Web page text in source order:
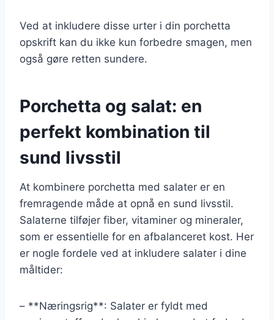
Ved at inkludere disse urter i din porchetta
opskrift kan du ikke kun forbedre smagen, men
også gøre retten sundere.
Porchetta og salat: en
perfekt kombination til
sund livsstil
At kombinere porchetta med salater er en
fremragende måde at opnå en sund livsstil.
Salaterne tilføjer fiber, vitaminer og mineraler,
som er essentielle for en afbalanceret kost. Her
er nogle fordele ved at inkludere salater i dine
måltider:
– **Næringsrig**: Salater er fyldt med